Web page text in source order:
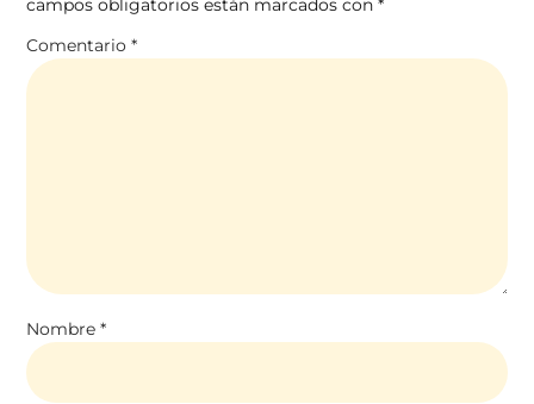
campos obligatorios están marcados con*
Comentario*
Nombre*